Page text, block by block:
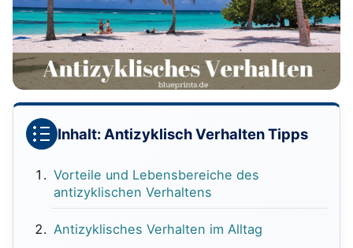
Inhalt: Antizyklisch Verhalten Tipps
Vorteile und Lebensbereiche des
antizyklischen Verhaltens
Antizyklisches Verhalten im Alltag